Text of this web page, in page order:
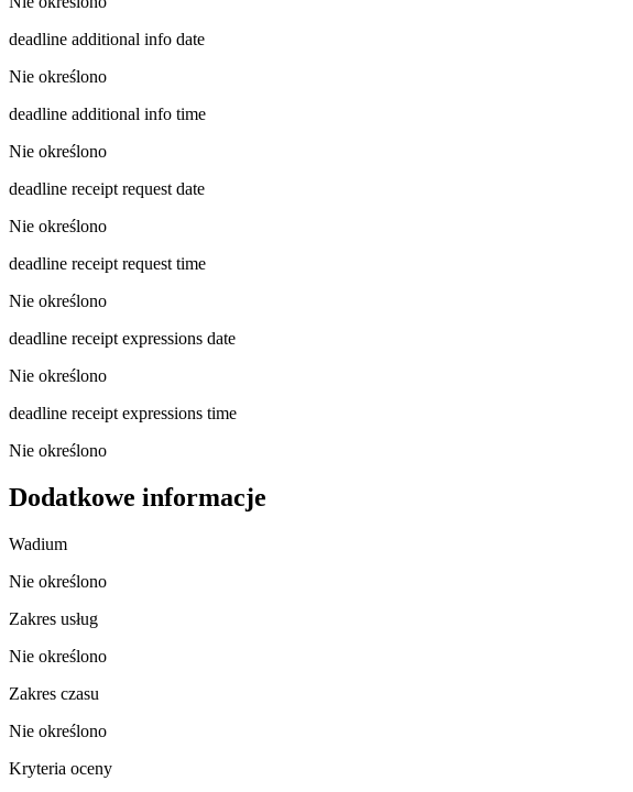
deadline additional info date
Nie określono
deadline additional info time
Nie określono
deadline receipt request date
Nie określono
deadline receipt request time
Nie określono
deadline receipt expressions date
Nie określono
deadline receipt expressions time
Nie określono
Dodatkowe informacje
Wadium
Nie określono
Zakres usług
Nie określono
Zakres czasu
Nie określono
Kryteria oceny